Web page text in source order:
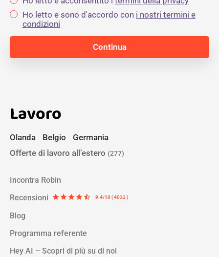
Ho letto e sono d'accordo con i nostri termini e
condizioni
Lavoro
Olanda Belgio
Germania
Offerte di lavoro all’estero (277)
Incontra Robin
Recensioni starstarstarstarstar_half 9.4/10 ( 4032 )
Blog
Programma referente
Hey AI – Scopri di più su di noi